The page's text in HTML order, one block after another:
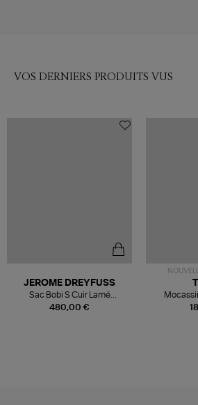
VOS DERNIERS PRODUITS VUS
480,00 €
JEROME DREYFUSS
Sac Bobi S Cuir Lamé
Champagne